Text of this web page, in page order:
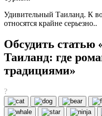
Удивительный Таиланд. К
относятся крайне серьезно..
Обсудить
Таиланд: где
традициями»
?